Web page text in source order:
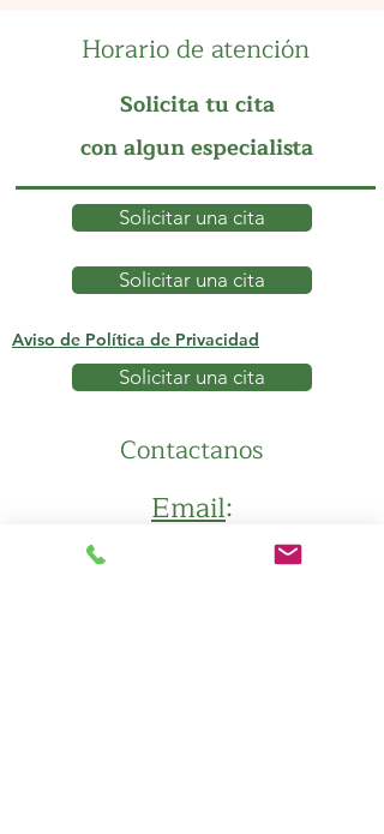
Horario de atención
Solicita tu cita
con algun especialista
Solicitar una cita
Solicitar una cita
Aviso de Política de Privacidad
Solicitar una cita
Contactanos
Email:
contact.us@friesencounseling.com